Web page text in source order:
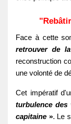
Face à cette
retrouver de
reconstruction
une volonté de
Cet impératif
turbulence des
capitaine ». Le